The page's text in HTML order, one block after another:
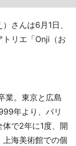
さんは6月1日、
リエ「Onji（お
業。東京と広島
年より、パリ
で2年に1度、開
海美術館での個